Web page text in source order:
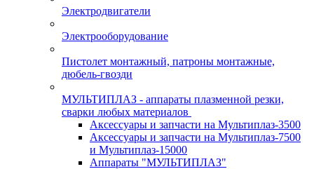
Электродвигатели
Электрооборудование
Пистолет монтажный, патроны монтажные,
дюбель-гвозди
МУЛЬТИПЛАЗ - аппараты плазменной резки,
сварки любых материалов
Аксессуары и запчасти на Мультиплаз-3500
Аксессуары и запчасти на Мультиплаз-7500
и Мультиплаз-15000
Аппараты "МУЛЬТИПЛАЗ"